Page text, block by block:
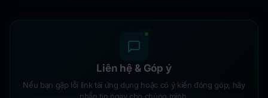
Liên hệ & Góp ý
Nếu bạn gặp lỗi link tải ứng dụng hoặc có ý kiến đóng góp, hãy